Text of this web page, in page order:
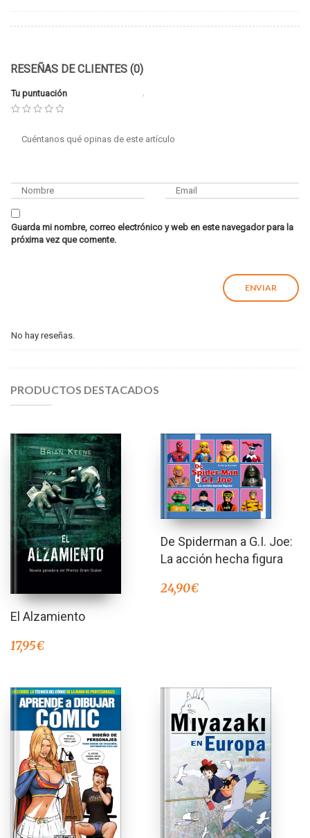
RESEÑAS DE CLIENTES (0)
Tu puntuación
Guarda mi nombre, correo electrónico y web en este navegador para la
próxima vez que comente.
No hay reseñas.
PRODUCTOS DESTACADOS
El Alzamiento
17,95€
De Spiderman a G.I. Joe:
La acción hecha figura
24,90€